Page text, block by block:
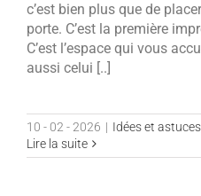
c’est bien plus que de
porte. C’est la première
C’est l’espace qui vous
aussi celui [..]
10 - 02 - 2026 | Idées et astuces
Lire la suite